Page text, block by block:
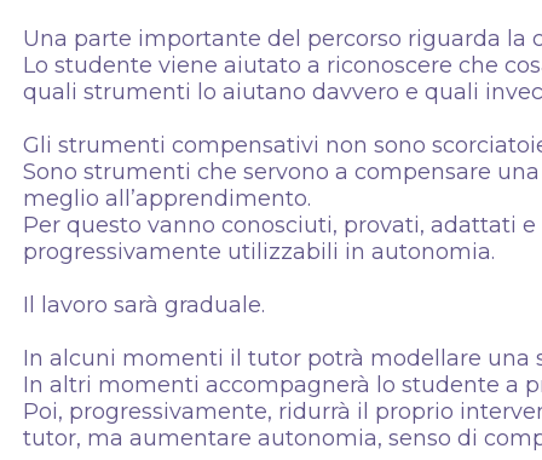
Una parte importante del percorso riguarda la
Lo studente viene aiutato a riconoscere che
quali strumenti lo aiutano davvero e quali
Gli strumenti compensativi non sono
Sono strumenti che servono a compensare
meglio all’apprendimento.
Per questo vanno conosciuti, provati, adattati
progressivamente utilizzabili in autonomia.
Il lavoro sarà graduale.
In alcuni momenti il tutor potrà modellare
In altri momenti accompagnerà lo studente a
Poi, progressivamente, ridurrà il proprio
tutor, ma aumentare autonomia, senso di